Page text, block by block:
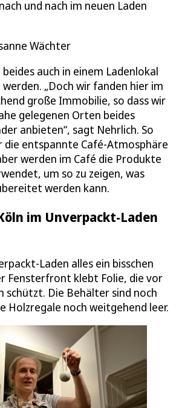
und nach im neuen Laden
Wächter
auch in einem Ladenlokal
„Doch wir fanden hier im
große Immobilie, so dass wir
gelegenen Orten beides
anbieten“, sagt Nehrlich. So
die entspannte Café-Atmosphäre
werden im Café die Produkte
um so zu zeigen, was
werden kann.
im Unverpackt-Laden
Laden alles ein bisschen
Fensterfront klebt Folie, die vor
schützt. Die Behälter sind noch
Holzregale noch weitgehend leer.